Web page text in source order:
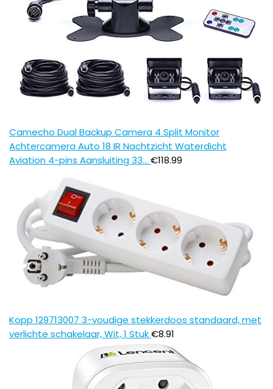
Camecho Dual Backup Camera 4 Split Monitor
Achtercamera Auto 18 IR Nachtzicht Waterdicht
Aviation 4-pins Aansluiting 33… €118.99
Kopp 129713007 3-voudige stekkerdoos standaard, met
verlichte schakelaar, Wit, 1 Stuk€8.91